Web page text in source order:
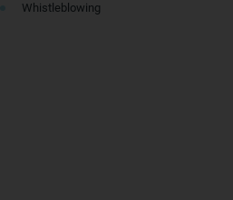
Whistleblowing